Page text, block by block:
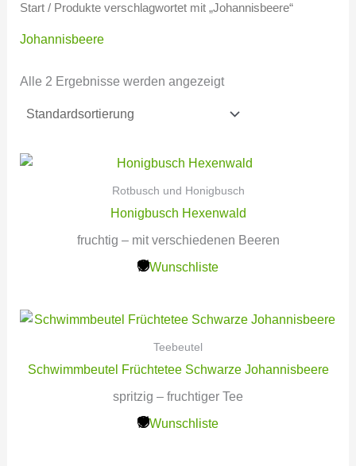
Start/ Produkte verschlagwortet mit „Johannisbeere“
Johannisbeere
Alle 2 Ergebnisse werden angezeigt
Rotbusch und Honigbusch
Honigbusch Hexenwald
fruchtig – mit verschiedenen Beeren
Wunschliste
Teebeutel
Schwimmbeutel Früchtetee Schwarze Johannisbeere
spritzig – fruchtiger Tee
Wunschliste